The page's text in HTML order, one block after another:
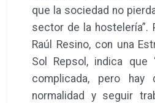
que la sociedad no
sector de la hostelería”.
Raúl Resino, con una
Sol Repsol, indica que
complicada, pero hay
normalidad y seguir